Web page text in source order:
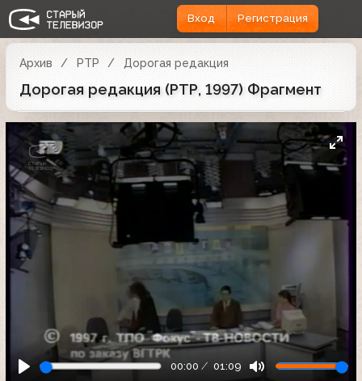
Вход Регистрация
Архив РТР Дорогая редакция
Дорогая редакция (РТР, 1997) Фрагмент
00:00 01:09